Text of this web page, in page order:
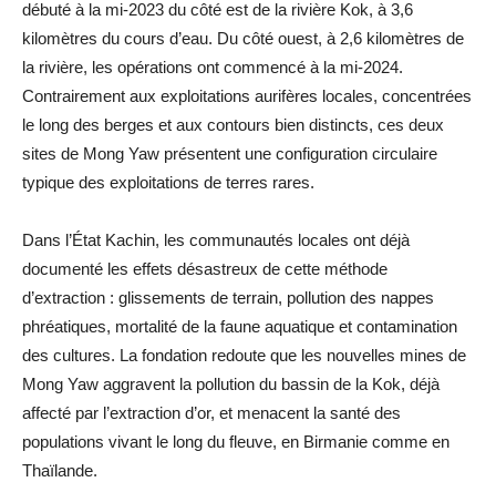
débuté à la mi-2023 du côté est de la rivière Kok, à 3,6
kilomètres du cours d’eau. Du côté ouest, à 2,6 kilomètres de
la rivière, les opérations ont commencé à la mi-2024.
Contrairement aux exploitations aurifères locales, concentrées
le long des berges et aux contours bien distincts, ces deux
sites de Mong Yaw présentent une configuration circulaire
typique des exploitations de terres rares.
Dans l’État Kachin, les communautés locales ont déjà
documenté les effets désastreux de cette méthode
d’extraction : glissements de terrain, pollution des nappes
phréatiques, mortalité de la faune aquatique et contamination
des cultures. La fondation redoute que les nouvelles mines de
Mong Yaw aggravent la pollution du bassin de la Kok, déjà
affecté par l’extraction d’or, et menacent la santé des
populations vivant le long du fleuve, en Birmanie comme en
Thaïlande.